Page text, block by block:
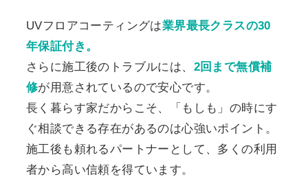
UVフロアコーティングは業界最長クラスの30
年保証付き。
さらに施工後のトラブルには、 2回まで無償補
修が用意されているので安心です。
長く暮らす家だからこそ、「もしも」の時にす
ぐ相談できる存在があるのは心強いポイント。
施工後も頼れるパートナーとして、多くの利用
者から高い信頼を得ています。